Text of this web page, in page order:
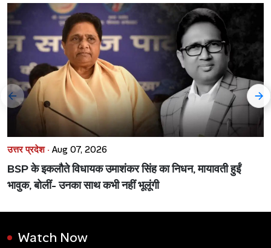
उत्तर प्रदेश · Aug 07, 2026
BSP के इकलौते विधायक उमाशंकर सिंह का निधन, मायावती हुईं
भावुक, बोलीं- उनका साथ कभी नहीं भूलूंगी
Watch Now